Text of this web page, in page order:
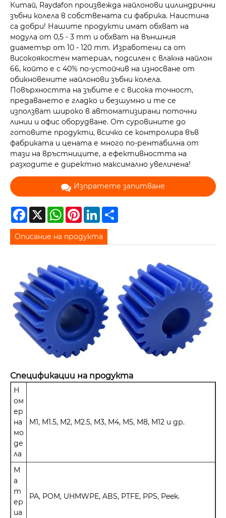
Китай, Raydafon произвежда найлонови цилиндрични
зъбни колела в собствената си фабрика. Наистина
са добри! Нашите продукти имат обхват на
модула от 0,5 - 3 mm и обхват на външния
диаметър от 10 - 120 mm. Изработени са от
високоякостен материал, подсилен с влакна найлон
66, който е с 40% по-устойчив на износване от
обикновените найлонови зъбни колела.
Повърхността на зъбите е с висока точност,
предаването е гладко и безшумно и те се
използват широко в автоматизирани поточни
линии и офис оборудване. От суровините до
готовите продукти, всичко се контролира във
фабриката и цената е много по-рентабилна от
тази на връстниците, а ефективността на
разходите е директно максимално увеличена!
Изпратете запитване
Facebook
X WhatsAppPinterestLinkedIn
Описание на продукта
Спецификации на продукта
Н
ом
ер
на
мо
де
ла
M1, M1.5, M2, M2.5, M3, M4, M5, M8, M12 и др.
М
а
т
ер
иа
PA, POM, UHMWPE, ABS, PTFE, PPS, Peek.